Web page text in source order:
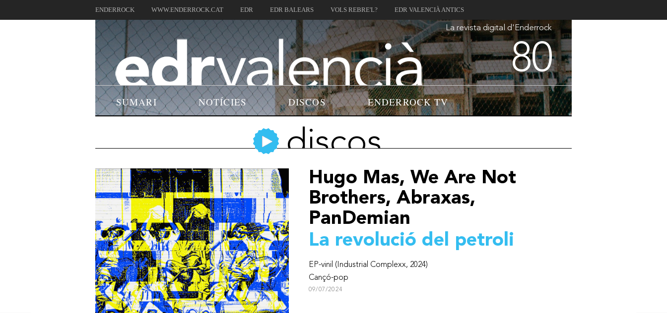
ENDERROCK WWW.ENDERROCK.CAT EDR EDR BALEARS VOLS REBRE'L? EDR VALENCIÀ ANTICS
La revista digital d'Enderrock
80
SUMARI NOTÍCIES DISCOS ENDERROCK TV
discos
Hugo Mas, We Are Not
Brothers, Abraxas,
PanDemian
La revolució del petroli
EP-vinil (Industrial Complexx, 2024)
Cançó-pop
09/07/2024